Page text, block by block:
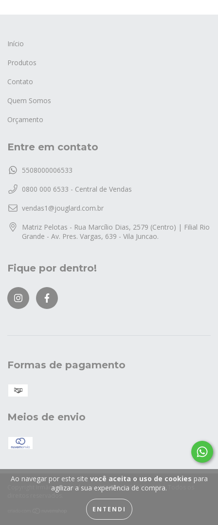
Ao navegar por este site você aceita o uso de cookies para
agilizar a sua experiência de compra.
ENTENDI
Início
Produtos
Contato
Quem Somos
Orçamento
Entre em contato
5508000006533
0800 000 6533 - Central de Vendas
vendas1@jouglard.com.br
Matriz Pelotas - Rua Marcílio Dias, 2579 (Centro) | Filial Rio
Grande - Av. Pres. Vargas, 639 - Vila Juncao.
Fique por dentro!
Formas de pagamento
Meios de envio
Copyright Irmãos Jouglard Ltda - 87378428000150 - 2026. Todos os